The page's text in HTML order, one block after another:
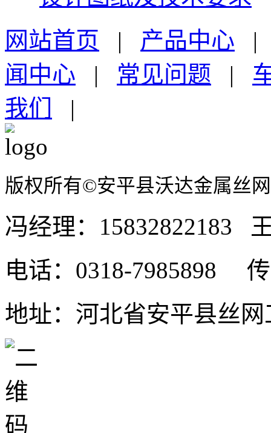
网站首页 | 产品中心
闻中心 | 常见问题 |
我们
|
版权所有©安平县沃达金属丝
冯经理：15832822183
电话：0318-7985898 传
地址：河北省安平县丝